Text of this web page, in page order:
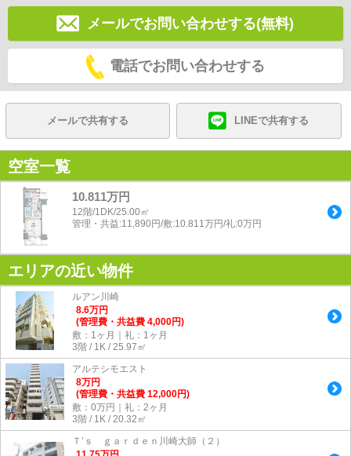
メールでお問い合わせする(無料)
電話でお問い合わせする
メールで共有する LINEで共有する
空室一覧
10.811万円
12階/1DK/25.00㎡
管理・共益:11,890円/敷:10.811万円/礼:0万円
エリアの近い物件
ルアン川崎
8.6万円
(管理費・共益費 4,000円)
敷：1ヶ月｜礼：1ヶ月
3階 / 1K / 25.97㎡
アルテシモエスト
8万円
(管理費・共益費 12,000円)
敷：0万円｜礼：2ヶ月
3階 / 1K / 20.32㎡
Ｔ’ｓ ｇａｒｄｅｎ川崎大師（２）